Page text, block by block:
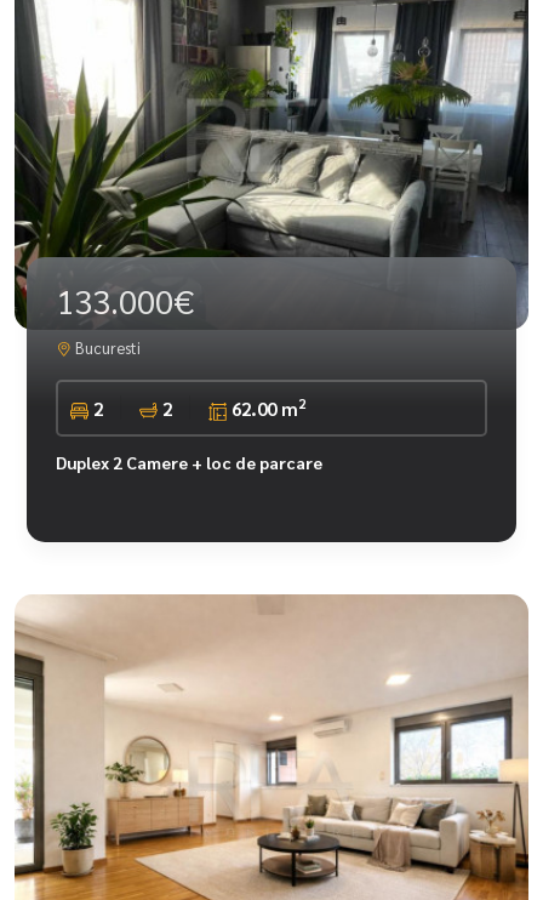
133.000€
Bucuresti
2 2 62.00 m2
Duplex 2 Camere + loc de parcare